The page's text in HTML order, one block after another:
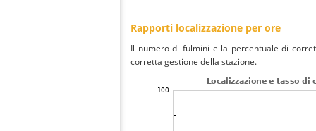
Rapporti localizzazione per ore
Il numero di fulmini e la percentuale di
corretta gestione della stazione.